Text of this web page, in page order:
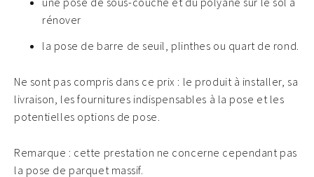
rénover
la pose de barre de seuil, plinthes ou quart de rond.
Ne sont pas compris dans ce prix : le produit à installer, sa
livraison, les fournitures indispensables à la pose et les
potentielles options de pose.
Remarque : cette prestation ne concerne cependant pas
la pose de parquet massif.